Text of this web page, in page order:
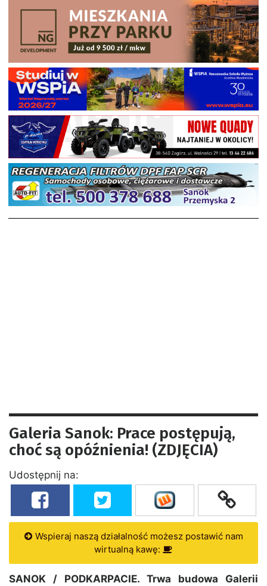
Galeria Sanok: Prace postępują,
choć są opóźnienia! (ZDJĘCIA)
Udostępnij na:
Wspieraj naszą działalność możesz postawić nam
wirtualną kawę:
SANOK / PODKARPACIE. Trwa budowa Galerii